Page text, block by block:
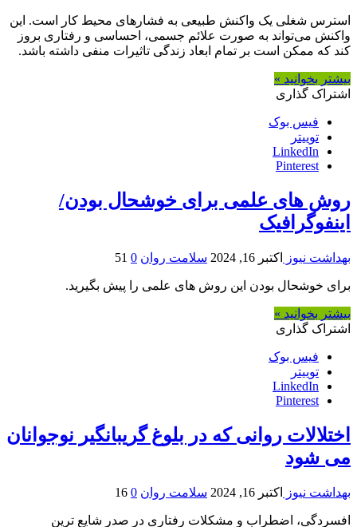
استرس شغلی یک واکنش طبیعی به فشارهای محیط کار است. این
واکنش می‌تواند به‌ صورت علائم جسمی، احساسی و رفتاری بروز
کند که ممکن است بر تمام ابعاد زندگی تاثیرات منفی داشته باشد.
بیشتر بخوانید »
اشتراک گذاری
فیس بوک
توییتر
LinkedIn
Pinterest
روش های علمی برای خوشحال بودن/
اینفوگرافیک
بهداشت نیوز اکتبر 16, 2024 سلامت روان 0
51
برای خوشحال بودن این روش های علمی را پیش بگیرید.
بیشتر بخوانید »
اشتراک گذاری
فیس بوک
توییتر
LinkedIn
Pinterest
اختلالات روانی که در بلوغ گریبانگیر نوجوانان
می شود
بهداشت نیوز اکتبر 16, 2024 سلامت روان 0
16
افسردگی، اضطراب و مشکلات رفتاری در صدر شایع ترین